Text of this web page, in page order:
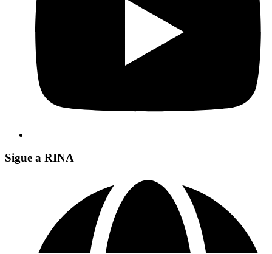
Sigue a RINA